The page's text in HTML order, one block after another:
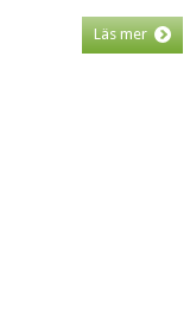
Läs mer